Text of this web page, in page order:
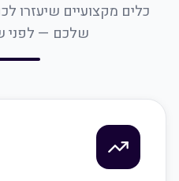
כלים מקצועיים שיעזרו
שלכם — לפני